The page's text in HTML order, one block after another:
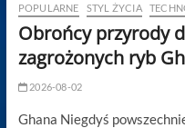
POPULARNE STYL ŻYCIA
Obrońcy przyrody
zagrożonych ryb
2026-08-02
Ghana Niegdyś